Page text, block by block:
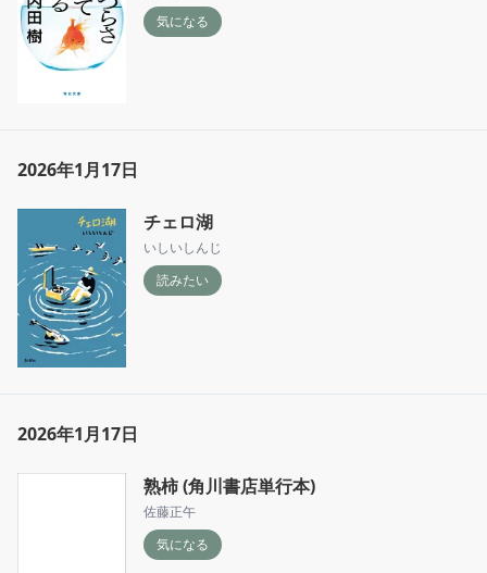
気になる
2026年1月17日
チェロ湖
いしいしんじ
読みたい
2026年1月17日
熟柿 (角川書店単行本)
佐藤正午
気になる